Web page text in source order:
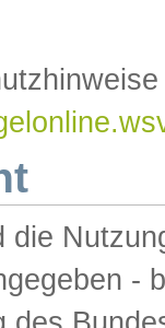
die
-